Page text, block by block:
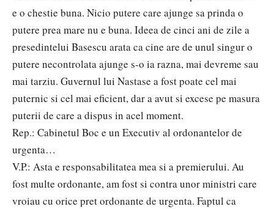
e o chestie buna. Nicio putere care ajunge sa prinda o
putere prea mare nu e buna. Ideea de cinci ani de zile a
presedintelui Basescu arata ca cine are de unul singur o
putere necontrolata ajunge s-o ia razna, mai devreme sau
mai tarziu. Guvernul lui Nastase a fost poate cel mai
puternic si cel mai eficient, dar a avut si excese pe masura
puterii de care a dispus in acel moment.
Rep.: Cabinetul Boc e un Executiv al ordonantelor de
urgenta…
V.P.: Asta e responsabilitatea mea si a premierului. Au
fost multe ordonante, am fost si contra unor ministri care
vroiau cu orice pret ordonante de urgenta. Faptul ca